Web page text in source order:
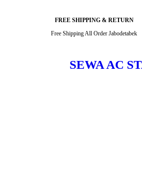
FREE SHIPPING & RETURN
Free Shipping All Order Jabodetabek
SEWA AC